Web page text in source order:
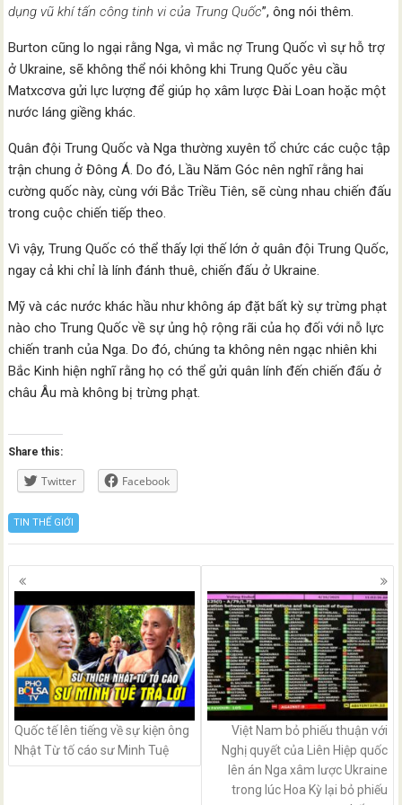
dụng vũ khí tấn công tinh vi của Trung Quốc”, ông nói thêm.
Burton cũng lo ngại rằng Nga, vì mắc nợ Trung Quốc vì sự hỗ trợ
ở Ukraine, sẽ không thể nói không khi Trung Quốc yêu cầu
Matxcơva gửi lực lượng để giúp họ xâm lược Đài Loan hoặc một
nước láng giềng khác.
Quân đội Trung Quốc và Nga thường xuyên tổ chức các cuộc tập
trận chung ở Đông Á. Do đó, Lầu Năm Góc nên nghĩ rằng hai
cường quốc này, cùng với Bắc Triều Tiên, sẽ cùng nhau chiến đấu
trong cuộc chiến tiếp theo.
Vì vậy, Trung Quốc có thể thấy lợi thế lớn ở quân đội Trung Quốc,
ngay cả khi chỉ là lính đánh thuê, chiến đấu ở Ukraine.
Mỹ và các nước khác hầu như không áp đặt bất kỳ sự trừng phạt
nào cho Trung Quốc về sự ủng hộ rộng rãi của họ đối với nỗ lực
chiến tranh của Nga. Do đó, chúng ta không nên ngạc nhiên khi
Bắc Kinh hiện nghĩ rằng họ có thể gửi quân lính đến chiến đấu ở
châu Âu mà không bị trừng phạt.
Share this:
Twitter Facebook
TIN THẾ GIỚI
Posts
navigation
Quốc tế lên tiếng về sự kiện ông
Nhật Từ tố cáo sư Minh Tuệ
Việt Nam bỏ phiếu thuận với
Nghị quyết của Liên Hiệp quốc
lên án Nga xâm lược Ukraine
trong lúc Hoa Kỳ lại bỏ phiếu